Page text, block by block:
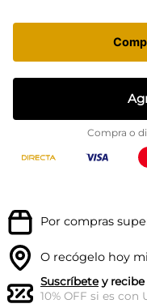
Compra o
Por compras
O recógelo hoy
Suscríbetey recibe
10% OFF si es con